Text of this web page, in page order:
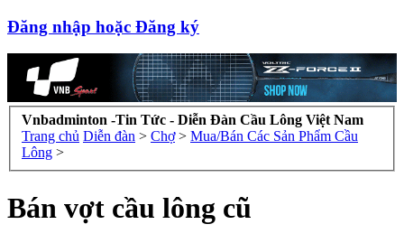
Đăng nhập hoặc Đăng ký
Vnbadminton -Tin Tức - Diễn Đàn Cầu Lông Việt Nam
Trang chủ Diễn đàn > Chợ > Mua/Bán Các Sản Phẩm Cầu
Lông >
Bán vợt cầu lông cũ